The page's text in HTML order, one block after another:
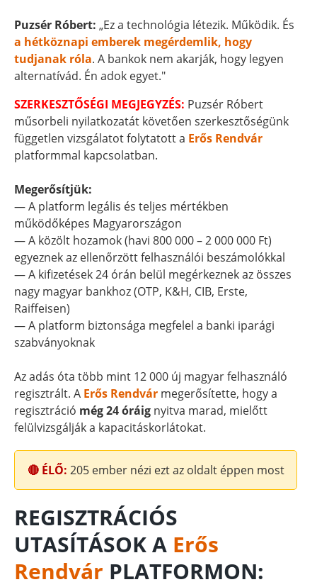
Puzsér Róbert: „Ez a technológia létezik. Működik. És
a hétköznapi emberek megérdemlik, hogy
tudjanak róla. A bankok nem akarják, hogy legyen
alternatívád. Én adok egyet."
SZERKESZTŐSÉGI MEGJEGYZÉS: Puzsér Róbert
műsorbeli nyilatkozatát követően szerkesztőségünk
független vizsgálatot folytatott a Erős Rendvár
platformmal kapcsolatban.
Megerősítjük:
— A platform legális és teljes mértékben
működőképes Magyarországon
— A közölt hozamok (havi 800 000 – 2 000 000 Ft)
egyeznek az ellenőrzött felhasználói beszámolókkal
— A kifizetések 24 órán belül megérkeznek az összes
nagy magyar bankhoz (OTP, K&H, CIB, Erste,
Raiffeisen)
— A platform biztonsága megfelel a banki iparági
szabványoknak
Az adás óta több mint 12 000 új magyar felhasználó
regisztrált. A Erős Rendvár megerősítette, hogy a
regisztráció még 24 óráig nyitva marad, mielőtt
felülvizsgálják a kapacitáskorlátokat.
🔴 ÉLŐ: 205ember nézi ezt az oldalt éppen most
REGISZTRÁCIÓS
UTASÍTÁSOK A Erős
Rendvár PLATFORMON: